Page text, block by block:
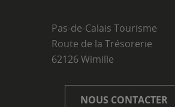
Pas-de-Calais Tourisme
Route de la Trésorerie
62126 Wimille
NOUS CONTACTER